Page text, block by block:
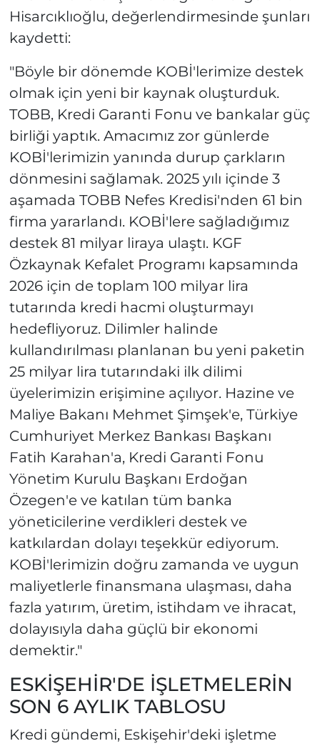
Hisarcıklıoğlu, değerlendirmesinde şunları
kaydetti:
"Böyle bir dönemde KOBİ'lerimize destek
olmak için yeni bir kaynak oluşturduk.
TOBB, Kredi Garanti Fonu ve bankalar güç
birliği yaptık. Amacımız zor günlerde
KOBİ'lerimizin yanında durup çarkların
dönmesini sağlamak. 2025 yılı içinde 3
aşamada TOBB Nefes Kredisi'nden 61 bin
firma yararlandı. KOBİ'lere sağladığımız
destek 81 milyar liraya ulaştı. KGF
Özkaynak Kefalet Programı kapsamında
2026 için de toplam 100 milyar lira
tutarında kredi hacmi oluşturmayı
hedefliyoruz. Dilimler halinde
kullandırılması planlanan bu yeni paketin
25 milyar lira tutarındaki ilk dilimi
üyelerimizin erişimine açılıyor. Hazine ve
Maliye Bakanı Mehmet Şimşek'e, Türkiye
Cumhuriyet Merkez Bankası Başkanı
Fatih Karahan'a, Kredi Garanti Fonu
Yönetim Kurulu Başkanı Erdoğan
Özegen'e ve katılan tüm banka
yöneticilerine verdikleri destek ve
katkılardan dolayı teşekkür ediyorum.
KOBİ'lerimizin doğru zamanda ve uygun
maliyetlerle finansmana ulaşması, daha
fazla yatırım, üretim, istihdam ve ihracat,
dolayısıyla daha güçlü bir ekonomi
demektir."
ESKİŞEHİR'DE İŞLETMELERİN
SON 6 AYLIK TABLOSU
Kredi gündemi, Eskişehir'deki işletme